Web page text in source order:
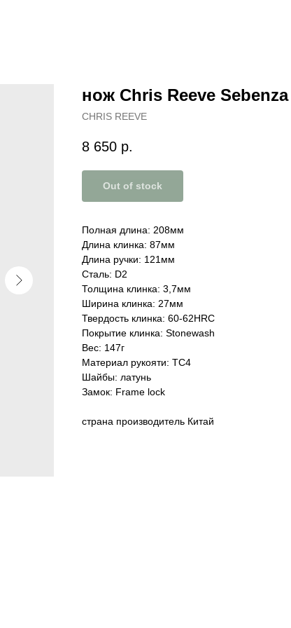
нож Chris Reeve Sebenza
CHRIS REEVE
8 650 р.
Out of stock
Полная длина: 208мм
Длина клинка: 87мм
Длина ручки: 121мм
Сталь: D2
Толщина клинка: 3,7мм
Ширина клинка: 27мм
Твердость клинка: 60-62HRC
Покрытие клинка: Stonewash
Вес: 147г
Материал рукояти: TC4
Шайбы: латунь
Замок: Frame lock
страна производитель Китай